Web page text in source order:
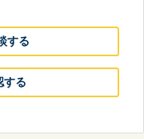
する
する